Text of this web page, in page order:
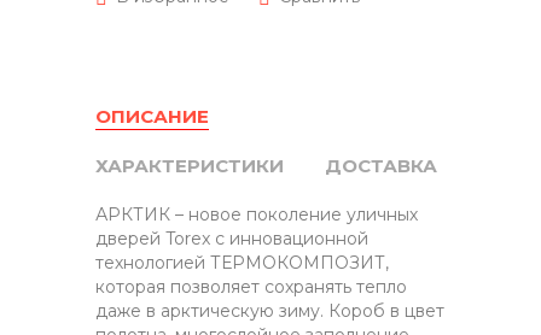
ОПИСАНИЕ
ХАРАКТЕРИСТИКИ ДОСТАВКА
АРКТИК – новое поколение уличных
дверей Torex с инновационной
технологией ТЕРМОКОМПОЗИТ,
которая позволяет сохранять тепло
даже в арктическую зиму. Короб в цвет